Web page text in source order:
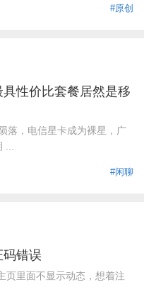
#原创
性价比套餐居然是移
落，电信星卡成为裸星，广
#闲聊
码错误
页里面不显示动态，想着注